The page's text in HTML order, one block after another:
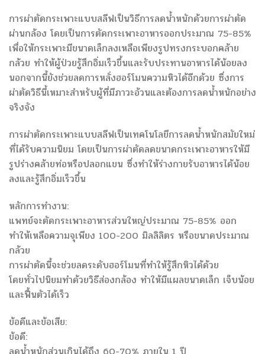
การผ่าตัดกระเพาะแบบสลีฟเป็นวิธีการลดน้ำหนักด้วยการผ่าตัด
ผ่านกล้อง โดยเป็นการตัดกระเพาะอาหารออกประมาณ 75-85%
เพื่อให้กระเพาะมีขนาดเล็กลงเหลือเพียงรูปทรงกระบอกคล้าย
กล้วย ทำให้ผู้ป่วยรู้สึกอิ่มเร็วขึ้นและรับประทานอาหารได้น้อยลง
นอกจากนี้ยังช่วยลดการหลั่งฮอร์โมนความหิวได้อีกด้วย ซึ่งการ
ผ่าตัดวิธีนี้เหมาะสำหรับผู้ที่มีภาวะอ้วนและต้องการลดน้ำหนักอย่าง
จริงจัง
การผ่าตัดกระเพาะแบบสลีฟเป็นเทคโนโลยีการลดน้ำหนักสมัยใหม่
ที่ได้รับความนิยม โดยเป็นการผ่าตัดลดขนาดกระเพาะอาหารให้มี
รูปร่างคล้ายท่อหรือปลอกแขน ซึ่งทำให้ร่างกายรับอาหารได้น้อย
ลงและรู้สึกอิ่มเร็วขึ้น
หลักการทำงาน:
แพทย์จะตัดกระเพาะอาหารส่วนใหญ่ประมาณ 75-85% ออก
ทำให้เหลือความจุเพียง 100-200 มิลลิลิตร หรือขนาดประมาณ
กล้วย
การผ่าตัดนี้จะช่วยลดระดับฮอร์โมนที่ทำให้รู้สึกหิวได้ด้วย
โดยทั่วไปนิยมทำด้วยวิธีส่องกล้อง ทำให้มีแผลขนาดเล็ก เจ็บน้อย
และฟื้นตัวได้เร็ว
ข้อดีและข้อเสีย:
ข้อดี: